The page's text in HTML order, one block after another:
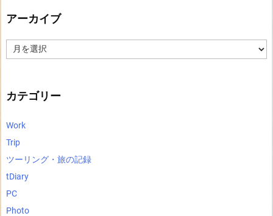
アーカイブ
ー
カテゴリー
Work
Trip
ツーリング・旅の記録
tDiary
PC
Photo